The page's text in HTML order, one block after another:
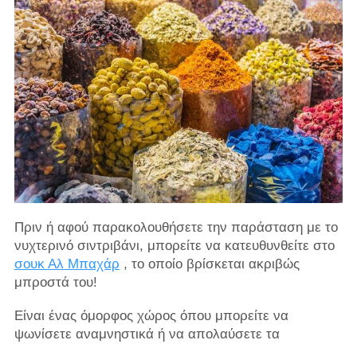
Πριν ή αφού παρακολουθήσετε την παράσταση με το
νυχτερινό σιντριβάνι, μπορείτε να κατευθυνθείτε στο
σουκ Αλ Μπαχάρ , το οποίο βρίσκεται ακριβώς
μπροστά του!
Είναι ένας όμορφος χώρος όπου μπορείτε να
ψωνίσετε αναμνηστικά ή να απολαύσετε τα